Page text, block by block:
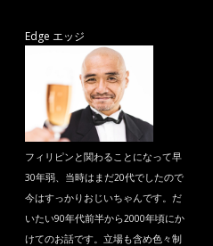
Edge エッジ
フィリピンと関わることになって早
30年弱、当時はまだ20代でしたので
今はすっかりおじいちゃんです。だ
いたい90年代前半から2000年頃にか
けてのお話です。立場も含め色々制